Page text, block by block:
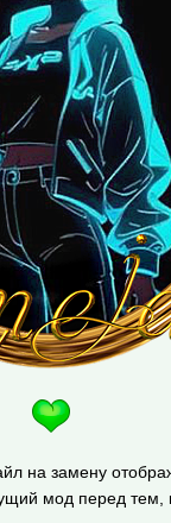
на замену
мод перед тем,